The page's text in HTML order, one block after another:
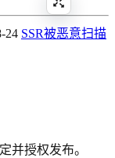
24 SSR被恶意扫描
并授权发布。